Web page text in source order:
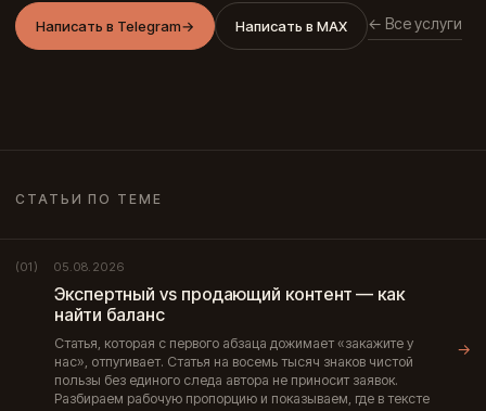
Написать в Telegram→ Написать в MAX ← Все услуги
СТАТЬИ ПО ТЕМЕ
(01) 05.08.2026
Экспертный vs продающий контент — как
найти баланс
Статья, которая с первого абзаца дожимает «закажите у
нас», отпугивает. Статья на восемь тысяч знаков чистой
пользы без единого следа автора не приносит заявок.
Разбираем рабочую пропорцию и показываем, где в тексте
→